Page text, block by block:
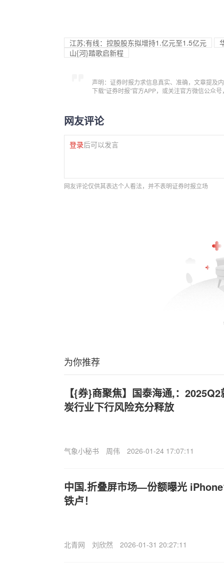
江苏;有线：控股股东拟增持1.亿元至1.5亿元
山{河}踏歌启新程
声明：证券时报力求信息真实、准确，文章提及
下载“证券时报”官方APP，或关注官方微信公众
网友评论
登录后可以发言
网友评论仅供其表达个人看法，并不表明证券时报立场
为你推荐
【{券}商聚焦】国泰海通,：
炭行业下行风险充分释放
气象小秘书 周伟 2026-01-24 17:07:11
中国.折叠屏市场—份额曝光
铁卢！
北青网 刘欣然 2026-01-31 20:27:11